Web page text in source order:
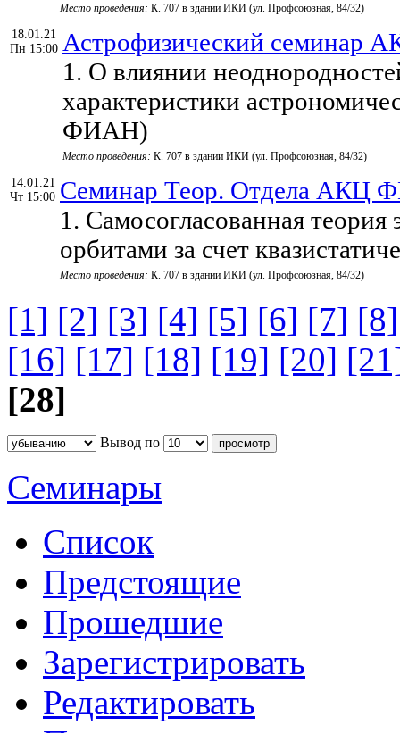
Место проведения: К. 707 в здании ИКИ (ул. Профсоюзная, 84/32)
18.01.21
Пн 15:00 Астрофизический семинар
1. О влиянии
характеристики
ФИАН)
Место проведения: К. 707 в здании ИКИ (ул. Профсоюзная, 84/32)
14.01.21
Чт 15:00 Семинар Теор. Отдела АКЦ
1. Самосогласованная
орбитами за счет
Место проведения: К. 707 в здании ИКИ (ул. Профсоюзная, 84/32)
[1] [2] [3] [4] [5] [6] [7] [8]
[16] [17] [18] [19] [20]
[28]
Вывод по
Семинары
Список
Предстоящие
Прошедшие
Зарегистрировать
Редактировать